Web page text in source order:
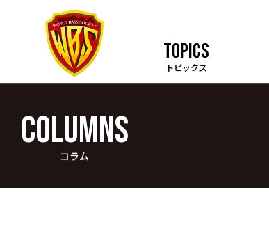
TOPICS
トピックス
COLUMNS
コラム